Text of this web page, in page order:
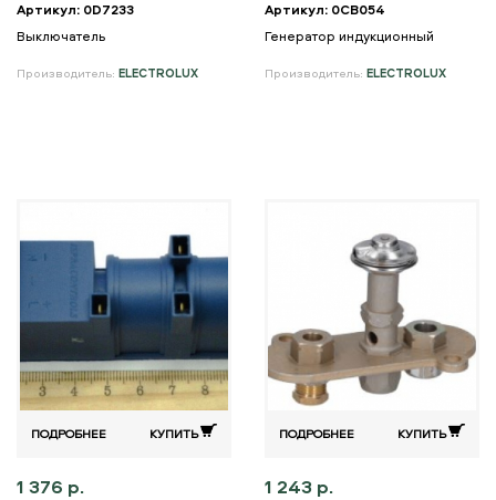
Артикул: 0D7233
Выключатель
Производитель: ELECTROLUX
Артикул: 0CB054
Генератор индукционный
Производитель: ELECTROLUX
ПОДРОБНЕЕ КУПИТЬ
1 376 р.
ПОДРОБНЕЕ КУПИТЬ
1 243 р.